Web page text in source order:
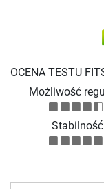
OCENA TESTU
Możliwość
Stabilność